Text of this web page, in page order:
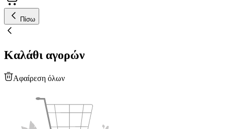
Πίσω
Καλάθι αγορών
Αφαίρεση όλων